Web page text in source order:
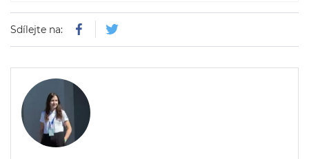
Sdílejte na: